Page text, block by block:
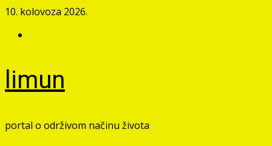
Skip
content
10. kolovoza 2026.
limun
portal o održivom načinu života